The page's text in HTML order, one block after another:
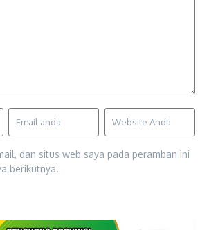
dan situs web saya pada peramban ini
berikutnya.